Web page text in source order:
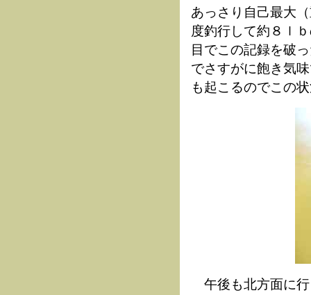
あっさり自己最大
度釣行して約８ｌ
目でこの記録を破
でさすがに飽き気
も起こるのでこの
午後も北方面に行